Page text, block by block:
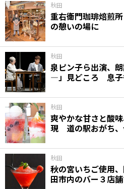
秋田
重右衛門珈琲焙煎
の憩いの場に
秋田
泉ピン子ら出演、
―」見どころ 息子
秋田
爽やかな甘さと酸
現 道の駅おがち、
秋田
秋の宮いちご使用
田市内のバー３店